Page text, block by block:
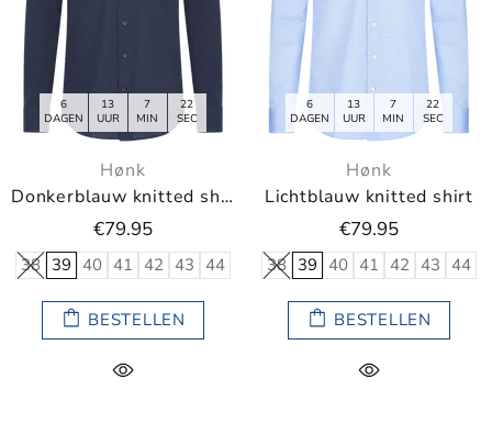
6
DAGEN
13
UUR
7
MIN
21
SEC
Hønk
Donkerblauw knitted shirt
€79.95
38 39 40 41 42 43 44
BESTELLEN
6
DAGEN
13
UUR
7
MIN
21
SEC
Hønk
Lichtblauw knitted shirt
€79.95
38 39 40 41 42 43 44
BESTELLEN